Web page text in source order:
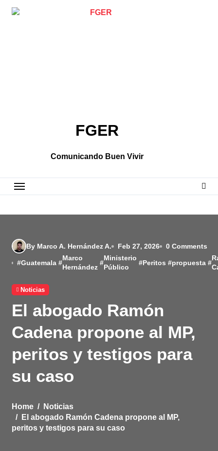
FGER
Comunicando Buen Vivir
By Marco A. Hernández A. Feb 27, 2026 0 Comments
#Guatemala #
Marco
Hernández
#
Ministerio
Público
#Peritos #propuesta #
Noticias
El abogado Ramón
Cadena propone al MP,
peritos y testigos para
su caso
Home
Noticias
El abogado Ramón Cadena propone al MP,
peritos y testigos para su caso